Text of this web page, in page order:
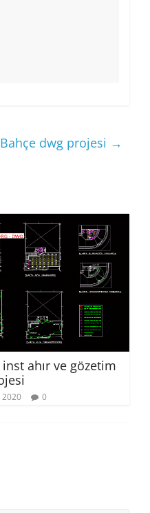
Bahçe dwg projesi →
ahır ve gözetim
2020 0